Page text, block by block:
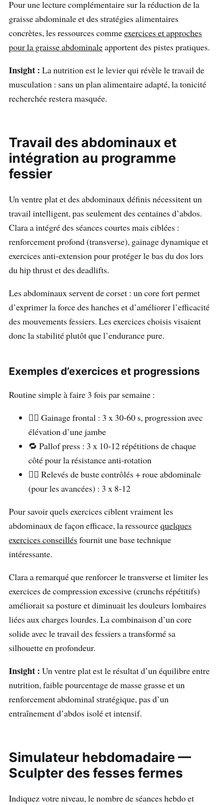
Pour une lecture complémentaire sur la réduction de la
graisse abdominale et des stratégies alimentaires
concrètes, les ressources commeexercices et approches
pour la graisse abdominaleapportent des pistes pratiques.
Insight : La nutrition est le levier qui révèle le travail de
musculation : sans un plan alimentaire adapté, la tonicité
recherchée restera masquée.
Travail des abdominaux et
intégration au programme
fessier
Un ventre plat et des abdominaux définis nécessitent un
travail intelligent, pas seulement des centaines d’abdos.
Clara a intégré des séances courtes mais ciblées :
renforcement profond (transverse), gainage dynamique et
exercices anti-extension pour protéger le bas du dos lors
du hip thrust et des deadlifts.
Les abdominaux servent de corset : un core fort permet
d’exprimer la force des hanches et d’améliorer l’efficacité
des mouvements fessiers. Les exercices choisis visaient
donc la stabilité plutôt que l’endurance pure.
Exemples d’exercices et progressions
Routine simple à faire 3 fois par semaine :
🧘‍♀️ Gainage frontal : 3 x 30-60 s, progression avec
élévation d’une jambe
🔁 Pallof press : 3 x 10-12 répétitions de chaque
côté pour la résistance anti-rotation
🚴‍♀️ Relevés de buste contrôlés + roue abdominale
(pour les avancées) : 3 x 8-12
Pour savoir quels exercices ciblent vraiment les
abdominaux de façon efficace, la ressourcequelques
exercices conseillésfournit une base technique
intéressante.
Clara a remarqué que renforcer le transverse et limiter les
exercices de compression excessive (crunchs répétitifs)
améliorait sa posture et diminuait les douleurs lombaires
liées aux charges lourdes. La combinaison d’un core
solide avec le travail des fessiers a transformé sa
silhouette en profondeur.
Insight : Un ventre plat est le résultat d’un équilibre entre
nutrition, faible pourcentage de masse grasse et un
renforcement abdominal stratégique, pas d’un
entraînement d’abdos isolé et intensif.
Simulateur hebdomadaire —
Sculpter des fesses fermes
Indiquez votre niveau, le nombre de séances hebdo et